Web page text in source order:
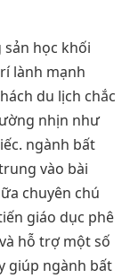
học khối
lành mạnh
du lịch chắc
nhịn như
ngành bất
vào bài
chuyên chú
giáo dục phê
hỗ trợ một số
giúp ngành bất